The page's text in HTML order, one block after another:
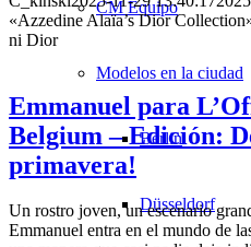
CM Equipo
Modelos en la ciudad
Berlin
Düsseldorf
«Azzedine Alaïa’s Dior
ni Dior
Emmanuel para
Belgium – Edición:
primavera!
Un rostro joven, un escenario
Emmanuel entra en el mundo de